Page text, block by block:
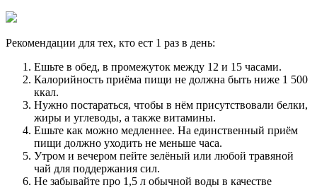
Рекомендации для тех, кто ест 1 раз в день:
Ешьте в обед, в промежуток между 12 и 15 часами.
Калорийность приёма пищи не должна быть ниже 1 500
ккал.
Нужно постараться, чтобы в нём присутствовали белки,
жиры и углеводы, а также витамины.
Ешьте как можно медленнее. На единственный приём
пищи должно уходить не меньше часа.
Утром и вечером пейте зелёный или любой травяной
чай для поддержания сил.
Не забывайте про 1,5 л обычной воды в качестве